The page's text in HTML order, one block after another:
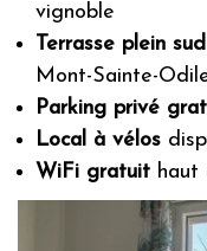
Ampoules
Poubelle à tri sélectif
Compost-
Poulailler
Action
Plantes mellifères
vignoble
Terrasse plein sud
Mont-Sainte-
Parking privé
Local à vélos
WiFi gratuit haut